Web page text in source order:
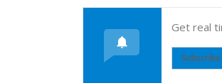
Get real
Subscribe